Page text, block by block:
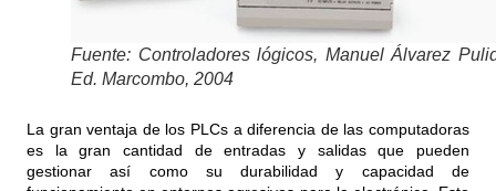
Fuente: Controladores lógicos, Manuel Álvarez
Ed. Marcombo, 2004
La gran ventaja de los PLCs a diferencia de las computadoras
es la gran cantidad de entradas y salidas que pueden
gestionar así como su durabilidad y capacidad de